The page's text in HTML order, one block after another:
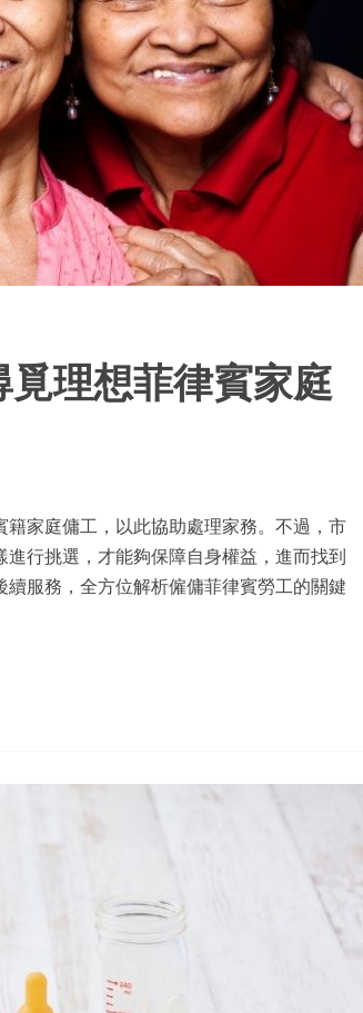
理想菲律賓家庭
家庭傭工，以此協助處理家務。不過，市
行挑選，才能夠保障自身權益，進而找到
服務，全方位解析僱傭菲律賓勞工的關鍵